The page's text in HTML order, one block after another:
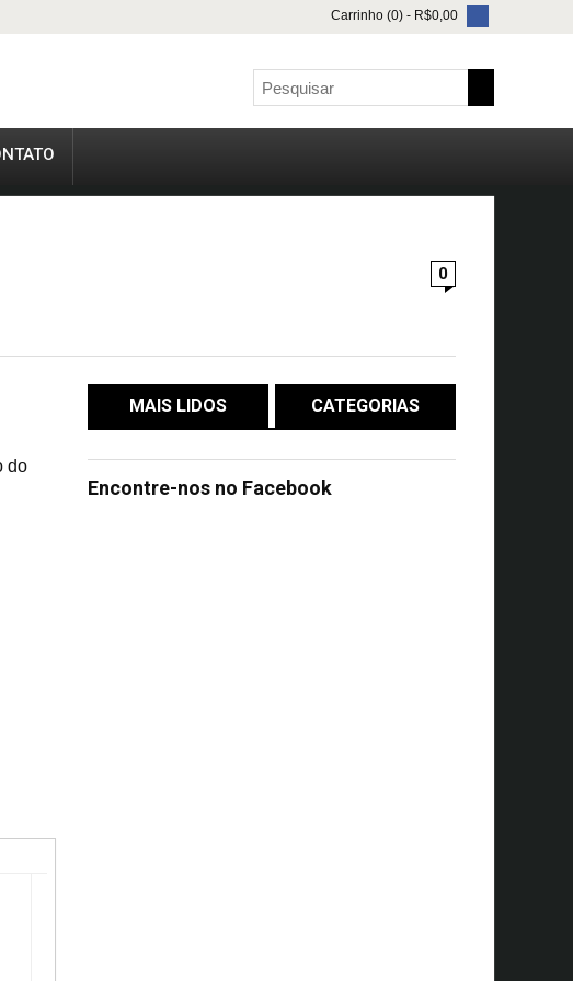
Carrinho (0) - R$0,00
0
do
MAIS LIDOS CATEGORIAS
Encontre-nos no Facebook